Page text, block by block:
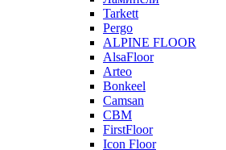
Tarkett
Pergo
ALPINE FLOOR
AlsaFloor
Arteo
Bonkeel
Camsan
CBM
FirstFloor
Icon Floor